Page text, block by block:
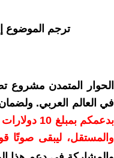
ترجم الموضوع
الحوار المتمدن مشروع
في العالم العربي.
بدعمكم
والمستقل، ليبقى صوتًا